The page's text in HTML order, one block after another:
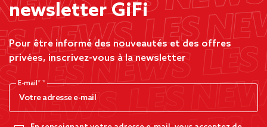
newsletter GiFi
Pour être informé des nouveautés et des offres
privées, inscrivez-vous à la newsletter
E-mail*